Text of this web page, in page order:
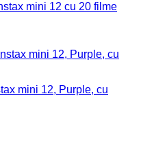
mini 12 cu 20 filme
mini 12, Purple, cu